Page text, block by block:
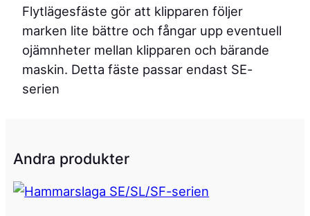
g
e
s
f
ä
S
E
Flytlägesfäste gör att klipparen följer
marken lite bättre och fångar upp eventuell
ojämnheter mellan klipparen och bärande
maskin. Detta fäste passar endast SE-
serien
Andra produkter